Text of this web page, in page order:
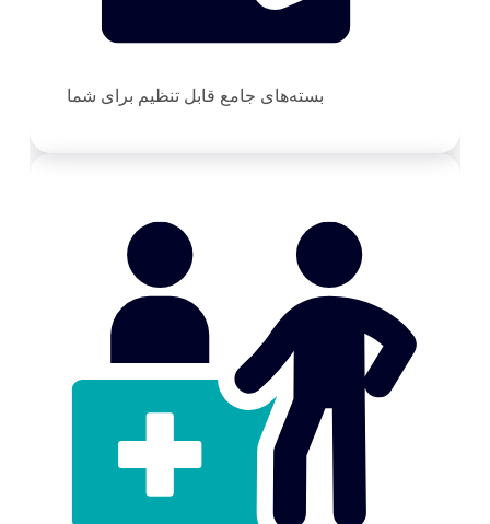
بسته‌های جامع قابل تنظیم برای شما